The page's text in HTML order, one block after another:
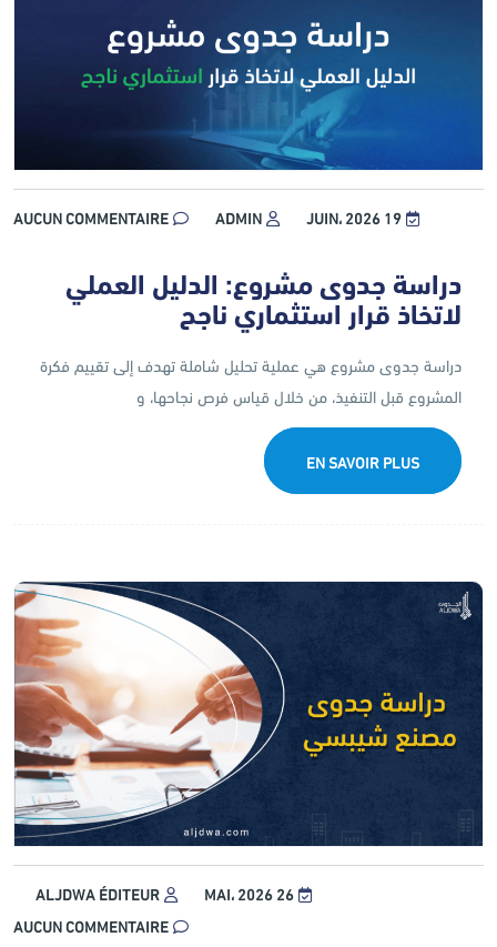
19 JUIN، 2026 ADMIN
AUCUN COMMENTAIRE
دراسة جدوى مشروع: الدليل العملي
لاتخاذ قرار استثماري ناجح
دراسة جدوى مشروع هي عملية تحليل شاملة تهدف إلى تقييم فكرة
المشروع قبل التنفيذ، من خلال قياس فرص نجاحها، و
EN SAVOIR PLUS
26 MAI، 2026
ALJDWA ÉDITEUR
AUCUN COMMENTAIRE